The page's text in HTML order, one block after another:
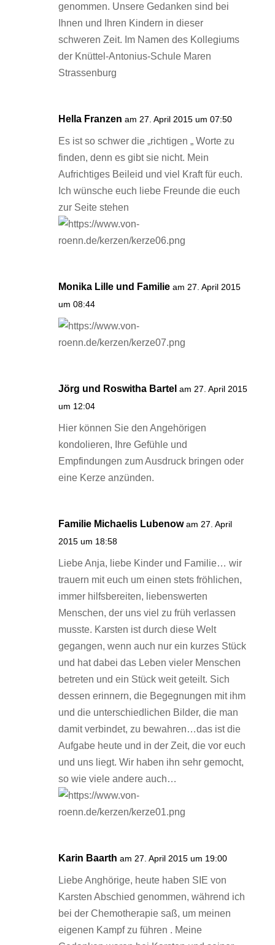
genommen. Unsere Gedanken sind bei
Ihnen und Ihren Kindern in dieser
schweren Zeit. Im Namen des Kollegiums
der Knüttel-Antonius-Schule Maren
Strassenburg
Hella Franzen am 27. April 2015 um 07:50
Es ist so schwer die „richtigen „ Worte zu
finden, denn es gibt sie nicht. Mein
Aufrichtiges Beileid und viel Kraft für euch.
Ich wünsche euch liebe Freunde die euch
zur Seite stehen
Monika Lille und Familie am 27. April 2015
um 08:44
Jörg und Roswitha Bartel am 27. April 2015
um 12:04
Hier können Sie den Angehörigen
kondolieren, Ihre Gefühle und
Empfindungen zum Ausdruck bringen oder
eine Kerze anzünden.
Familie Michaelis Lubenow am 27. April
2015 um 18:58
Liebe Anja, liebe Kinder und Familie… wir
trauern mit euch um einen stets fröhlichen,
immer hilfsbereiten, liebenswerten
Menschen, der uns viel zu früh verlassen
musste. Karsten ist durch diese Welt
gegangen, wenn auch nur ein kurzes Stück
und hat dabei das Leben vieler Menschen
betreten und ein Stück weit geteilt. Sich
dessen erinnern, die Begegnungen mit ihm
und die unterschiedlichen Bilder, die man
damit verbindet, zu bewahren…das ist die
Aufgabe heute und in der Zeit, die vor euch
und uns liegt. Wir haben ihn sehr gemocht,
so wie viele andere auch…
Karin Baarth am 27. April 2015 um 19:00
Liebe Anghörige, heute haben SIE von
Karsten Abschied genommen, während ich
bei der Chemotherapie saß, um meinen
eigenen Kampf zu führen . Meine